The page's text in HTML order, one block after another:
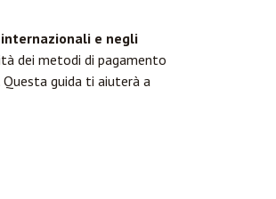
e negli
dei metodi di pagamento
guida ti aiuterà a